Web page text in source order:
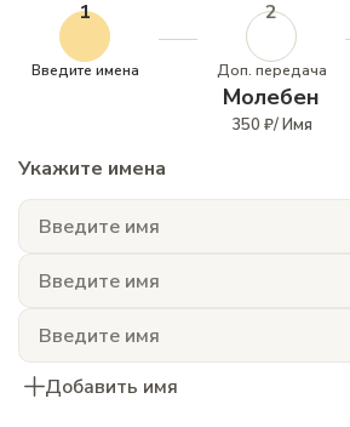
1
Введите имена
2
Доп. передача
Молебен
350 ₽/ Имя
Укажите имена
Добавить имя